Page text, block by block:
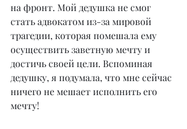
на фронт. Мой дедушка не смог
стать адвокатом из-за мировой
трагедии, которая помешала ему
осуществить заветную мечту и
достичь своей цели. Вспоминая
дедушку, я подумала, что мне сейчас
ничего не мешает исполнить его
мечту!